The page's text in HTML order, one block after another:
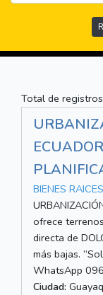
Total de
BIENES RAICES
ofrece
directa de
más bajas.
WhatsApp
Ciudad: